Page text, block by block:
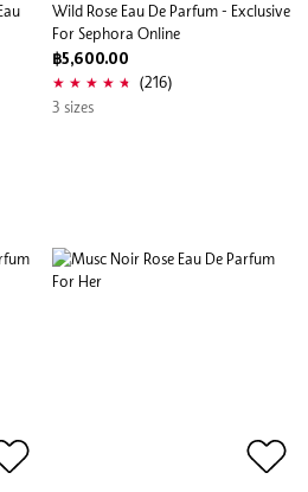
Wild Rose Eau De Parfum - Exclusive
For Sephora Online
฿5,600.00
(216)
3 sizes